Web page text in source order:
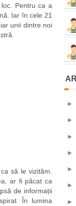
Pentru ca a
Iar în cele 21
unii dintre noi
să le vizităm.
ar fi păcat ca
de informații
În lumina
►
►
►
►
►
►
►